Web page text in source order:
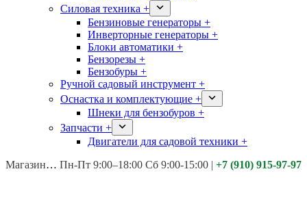
Силовая техника +
Бензиновые генераторы +
Инверторные генераторы +
Блоки автоматики +
Бензорезы +
Бензобуры +
Ручной садовый инструмент +
Оснастка и комплектующие +
Шнеки для бензобуров +
Запчасти +
Двигатели для садовой техники +
Магазины: Калуга ул. Московская д.113
Пн-Пт 9:00–18:00 Сб 9:00-15:00 | +7 (910) 915-97-97